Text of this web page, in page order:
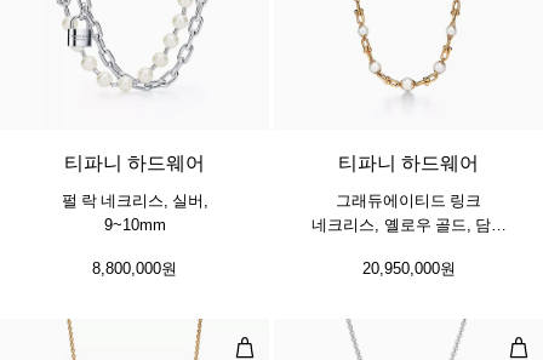
티파니 하드웨어
펄 락 네크리스, 실버,
9~10mm
8,800,000원
티파니 하드웨어
그래듀에이티드 링크
네크리스, 옐로우 골드, 담수
20,950,000원
링크 네크리스, 옐로우 골드, 담수오